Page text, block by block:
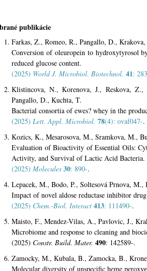
publikácie
Farkas, Z., Romeo, R., Pangallo, D.,
Conversion of oleuropein to hydroxytyrosol
reduced glucose content.
(2025) World J. Microbiol. Biotechnol. 41:
Klistincova, N., Korenova, J., Reskova,
Pangallo, D., Kuchta, T.
Bacterial consortia of ewes? whey in the
(2025) Lett. Appl. Microbiol. 78(4): ovaf047-.
Kozics, K., Mesarosova, M., Sramkova, M.,
Evaluation of Bioactivity of Essential Oils:
Activity, and Survival of Lactic Acid Bacteria.
(2025) Molecules 30: 890-.
Lepacek, M., Bodo, P., Soltesová Prnova,
Impact of novel aldose reductase inhibitor
(2025) Chem.-Biol. Interact 413: 111490-.
Maisto, F., Mendez-Vilas, A., Pavlovic, J.,
Microbiome and response to cleaning and
(2025) Constr. Build. Mater. 490: 142589-.
Zamocky, M., Kubala, B., Zamocka, B.,
Molecular diversity of unspecific heme